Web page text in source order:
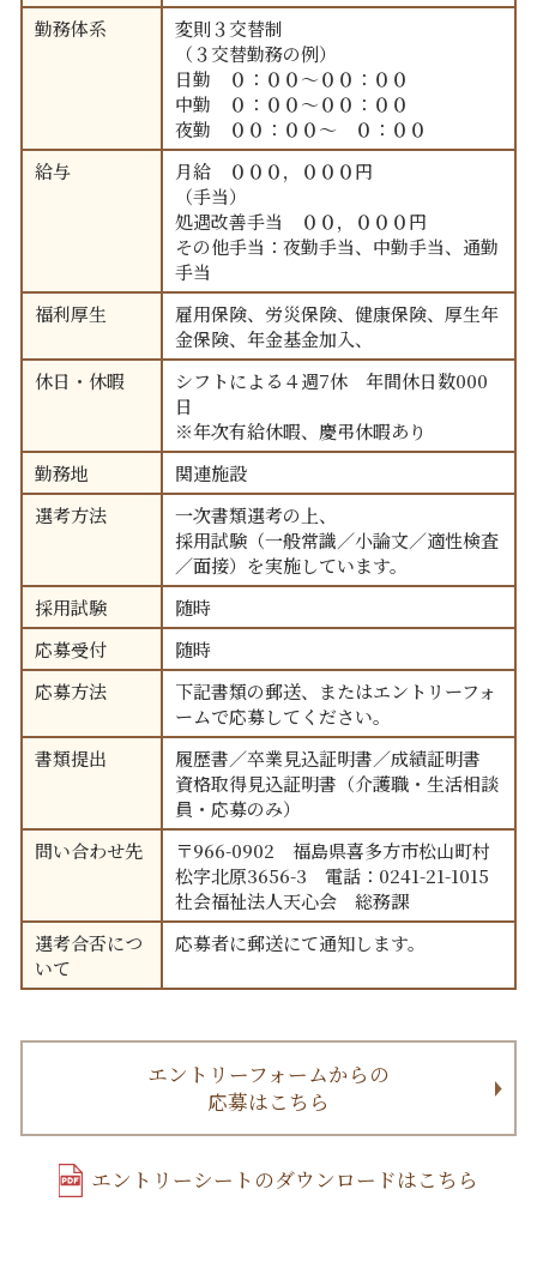
勤務体系
変則３交替制
（３交替勤務の例）
日勤 ０：００～００：００
中勤 ０：００～００：００
夜勤 ００：００～ ０：００
給与
月給 ０００，０００円
（手当）
処遇改善手当 ００，０００円
その他手当：夜勤手当、中勤手当、通勤
手当
福利厚生
雇用保険、労災保険、健康保険、厚生年
金保険、年金基金加入、
休日・休暇
シフトによる４週7休 年間休日数000
日
※年次有給休暇、慶弔休暇あり
勤務地
関連施設
選考方法
一次書類選考の上、
採用試験（一般常識／小論文／適性検査
／面接）を実施しています。
採用試験
随時
応募受付
随時
応募方法
下記書類の郵送、またはエントリーフォ
ームで応募してください。
書類提出
履歴書／卒業見込証明書／成績証明書
資格取得見込証明書（介護職・生活相談
員・応募のみ）
問い合わせ先
〒966-0902 福島県喜多方市松山町村
松字北原3656-3 電話：0241-21-1015
社会福祉法人天心会 総務課
選考合否につ
いて
応募者に郵送にて通知します。
エントリーフォームからの
応募はこちら
エントリーシートのダウンロードはこちら